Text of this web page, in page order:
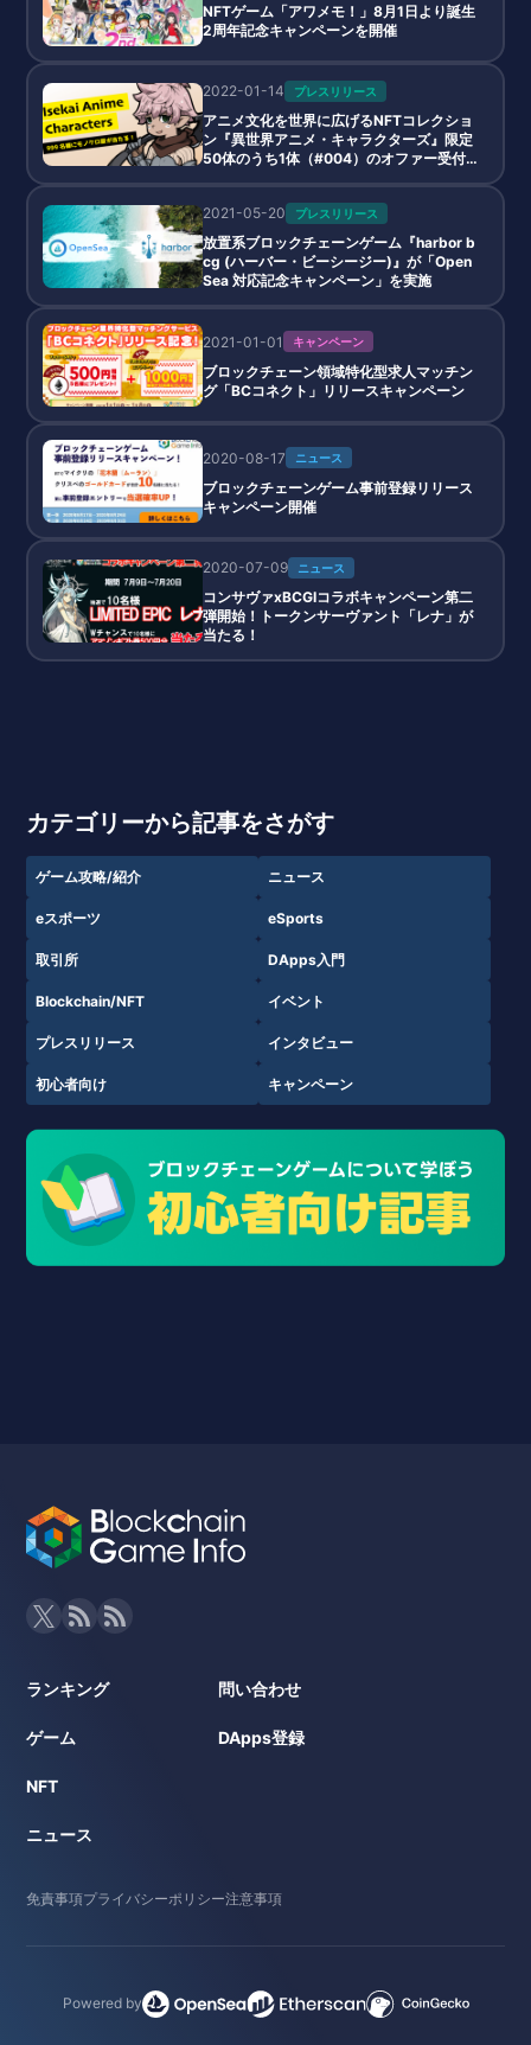
NFTゲーム「アワメモ！」8月1日より誕生
2周年記念キャンペーンを開催
2022-01-14 プレスリリース
アニメ文化を世界に広げるNFTコレクショ
ン『異世界アニメ・キャラクターズ』限定
50体のうち1体（#004）のオファー受付
2021-05-20
プレスリリース
放置系ブロックチェーンゲーム『harbor b
cg (ハーバー・ビーシージー)』が「Open
Sea 対応記念キャンペーン」を実施
2021-01-01 キャンペーン
ブロックチェーン領域特化型求人マッチン
グ「BCコネクト」リリースキャンペーン
2020-08-17 ニュース
ブロックチェーンゲーム事前登録リリース
キャンペーン開催
2020-07-09 ニュース
コンサヴァxBCGIコラボキャンペーン第二
弾開始！トークンサーヴァント「レナ」が
当たる！
カテゴリーから記事をさがす
ゲーム攻略/紹介 ニュース
eスポーツ eSports
取引所 DApps入門
Blockchain/NFT イベント
プレスリリース インタビュー
初心者向け キャンペーン
ランキング
ゲーム
NFT
ニュース
問い合わせ
DApps登録
免責事項プライバシーポリシー注意事項
Powered by